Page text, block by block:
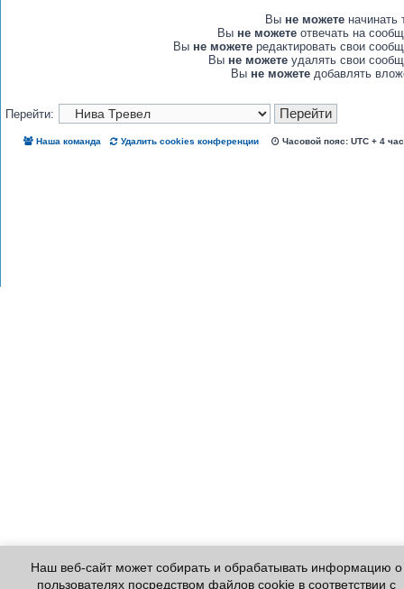
Вы не можете начинать
Вы не можете отвечать на
Вы не можете редактировать свои
Вы не можете удалять свои
Вы не можете добавлять
Перейти:
Наша команда Удалить cookies конференции Часовой пояс: UTC + 4
Наш веб-сайт может собирать и обрабатывать информацию о
пользователях посредством файлов cookie в соответствии с